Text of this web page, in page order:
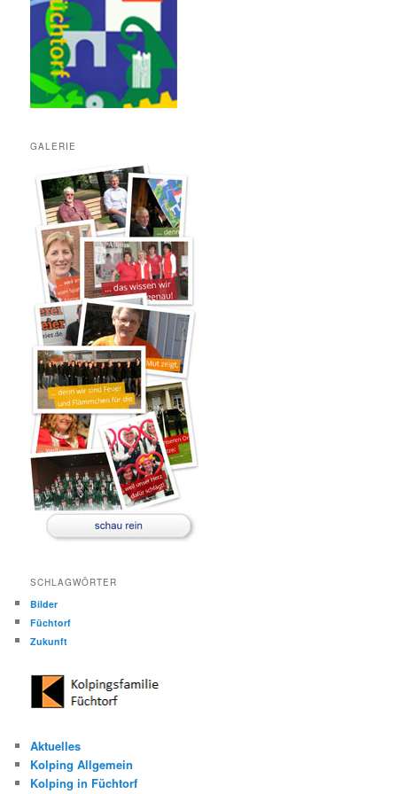
GALERIE
SCHLAGWÖRTER
Bilder
Füchtorf
Zukunft
Aktuelles
Kolping Allgemein
Kolping in Füchtorf